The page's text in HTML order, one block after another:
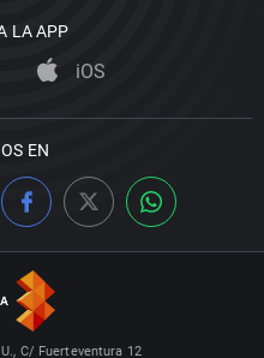
LA APP
iOS
EN
C/ Fuerteventura 12